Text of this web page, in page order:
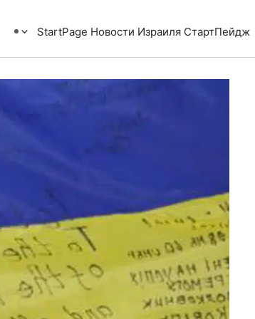
StartPage Новости Израиля СтартПейдж